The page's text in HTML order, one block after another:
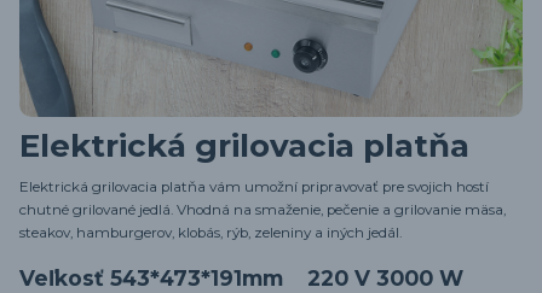
Elektrická grilovacia platňa
Elektrická grilovacia platňa vám umožní pripravovať pre svojich hostí
chutné grilované jedlá. Vhodná na smaženie, pečenie a grilovanie mäsa,
steakov, hamburgerov, klobás, rýb, zeleniny a iných jedál.
Veľkosť 543*473*191mm 220 V 3000 W